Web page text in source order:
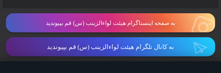
به صفحه اینستاگرام هیئت لواءالزینب (س) قم بپیوندید
به کانال تلگرام هیئت لواءالزینب (س) قم بپیوندید